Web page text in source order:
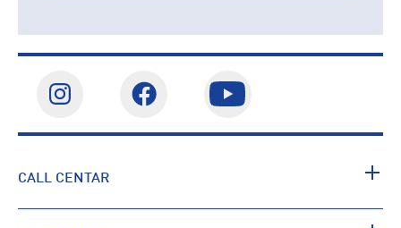
CALL CENTAR